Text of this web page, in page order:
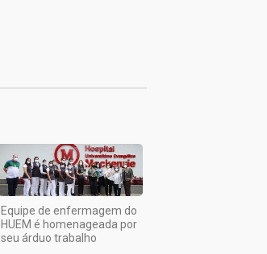
Equipe de enfermagem do
HUEM é homenageada por
seu árduo trabalho